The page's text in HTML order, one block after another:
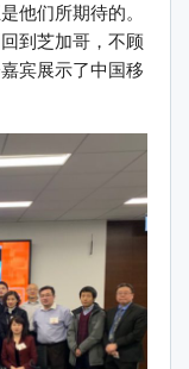
他们所期待的。
到芝加哥，不顾
宾展示了中国移